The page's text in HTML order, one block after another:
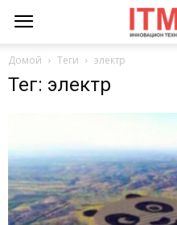
Домой Теги электр
Тег: электр